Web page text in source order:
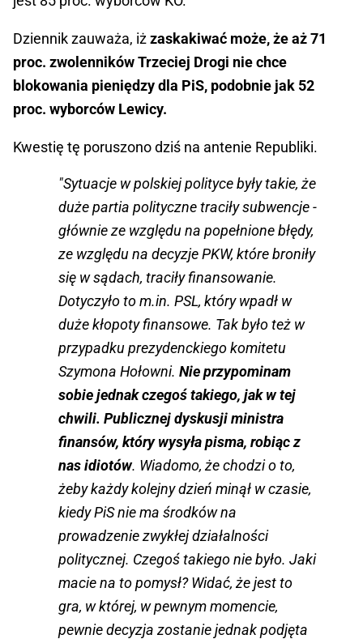
Dziennik zauważa, iżzaskakiwać może, że aż 71
proc. zwolenników Trzeciej Drogi nie chce
blokowania pieniędzy dla PiS, podobnie jak 52
proc. wyborców Lewicy.
Kwestię tę poruszono dziś na antenie Republiki.
"Sytuacje w polskiej polityce były takie, że
duże partia polityczne traciły subwencje -
głównie ze względu na popełnione błędy,
ze względu na decyzje PKW, które broniły
się w sądach, traciły finansowanie.
Dotyczyło to m.in. PSL, który wpadł w
duże kłopoty finansowe. Tak było też w
przypadku prezydenckiego komitetu
Szymona Hołowni. Nie przypominam
sobie jednak czegoś takiego, jak w tej
chwili. Publicznej dyskusji ministra
finansów, który wysyła pisma, robiąc z
nas idiotów. Wiadomo, że chodzi o to,
żeby każdy kolejny dzień minął w czasie,
kiedy PiS nie ma środków na
prowadzenie zwykłej działalności
politycznej. Czegoś takiego nie było. Jaki
macie na to pomysł? Widać, że jest to
gra, w której, w pewnym momencie,
pewnie decyzja zostanie jednak podjęta